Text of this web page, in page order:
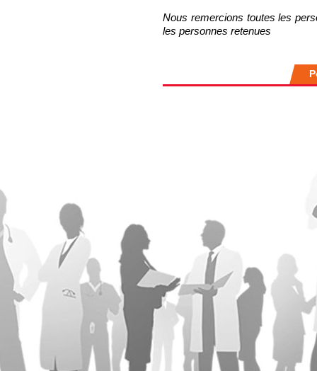
Nous remercions toutes les
les personnes retenues